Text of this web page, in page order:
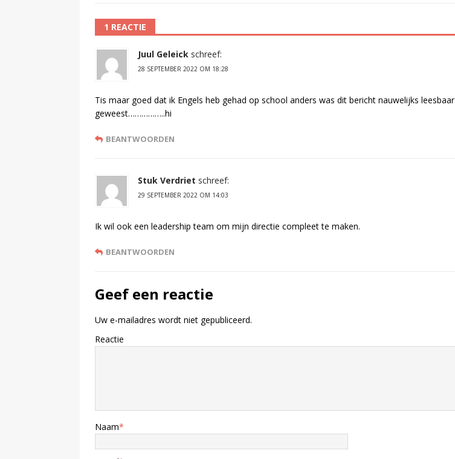
1 REACTIE
Juul Geleick schreef:
28 SEPTEMBER 2022 OM 18:28
Tis maar goed dat ik Engels heb gehad op school anders was dit bericht nauwelijks leesbaar
geweest……………..hi
BEANTWOORDEN
Stuk Verdriet schreef:
29 SEPTEMBER 2022 OM 14:03
Ik wil ook een leadership team om mijn directie compleet te maken.
BEANTWOORDEN
Geef een reactie
Uw e-mailadres wordt niet gepubliceerd.
Reactie
Naam*